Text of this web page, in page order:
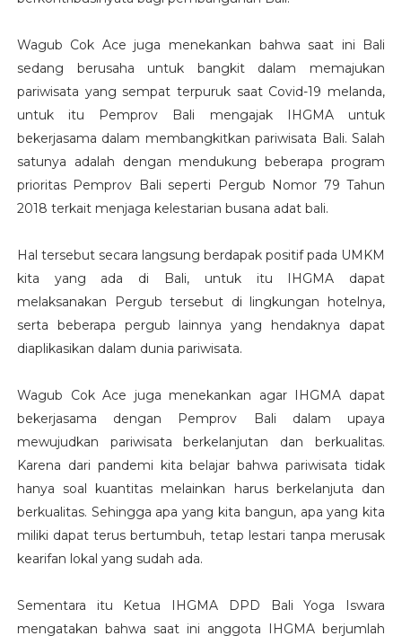
Wagub Cok Ace juga menekankan bahwa saat ini Bali
sedang berusaha untuk bangkit dalam memajukan
pariwisata yang sempat terpuruk saat Covid-19 melanda,
untuk itu Pemprov Bali mengajak IHGMA untuk
bekerjasama dalam membangkitkan pariwisata Bali. Salah
satunya adalah dengan mendukung beberapa program
prioritas Pemprov Bali seperti Pergub Nomor 79 Tahun
2018 terkait menjaga kelestarian busana adat bali.
Hal tersebut secara langsung berdapak positif pada UMKM
kita yang ada di Bali, untuk itu IHGMA dapat
melaksanakan Pergub tersebut di lingkungan hotelnya,
serta beberapa pergub lainnya yang hendaknya dapat
diaplikasikan dalam dunia pariwisata.
Wagub Cok Ace juga menekankan agar IHGMA dapat
bekerjasama dengan Pemprov Bali dalam upaya
mewujudkan pariwisata berkelanjutan dan berkualitas.
Karena dari pandemi kita belajar bahwa pariwisata tidak
hanya soal kuantitas melainkan harus berkelanjuta dan
berkualitas. Sehingga apa yang kita bangun, apa yang kita
miliki dapat terus bertumbuh, tetap lestari tanpa merusak
kearifan lokal yang sudah ada.
Sementara itu Ketua IHGMA DPD Bali Yoga Iswara
mengatakan bahwa saat ini anggota IHGMA berjumlah